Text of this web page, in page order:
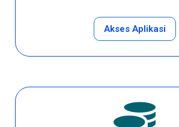
Akses Aplikasi